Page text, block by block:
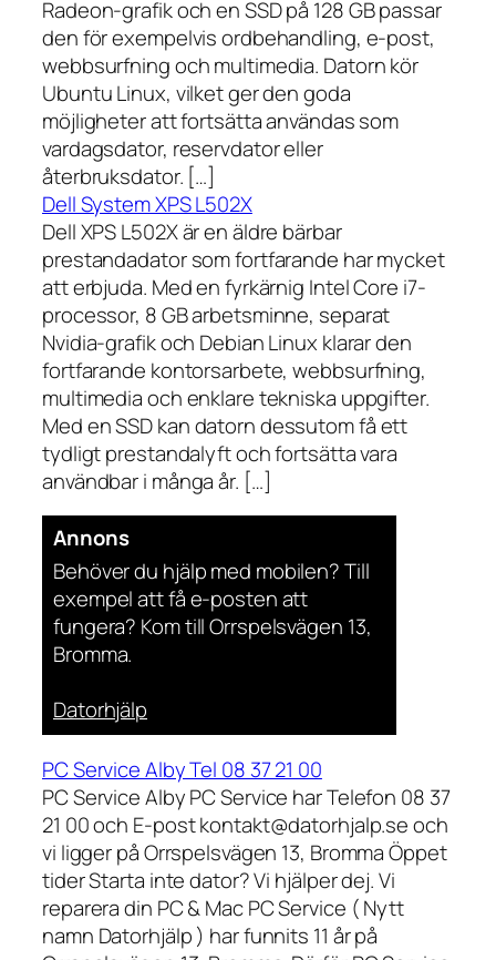
Radeon-grafik och en SSD på 128 GB passar
den för exempelvis ordbehandling, e-post,
webbsurfning och multimedia. Datorn kör
Ubuntu Linux, vilket ger den goda
möjligheter att fortsätta användas som
vardagsdator, reservdator eller
återbruksdator. […]
Dell System XPS L502X
Dell XPS L502X är en äldre bärbar
prestandadator som fortfarande har mycket
att erbjuda. Med en fyrkärnig Intel Core i7-
processor, 8 GB arbetsminne, separat
Nvidia-grafik och Debian Linux klarar den
fortfarande kontorsarbete, webbsurfning,
multimedia och enklare tekniska uppgifter.
Med en SSD kan datorn dessutom få ett
tydligt prestandalyft och fortsätta vara
användbar i många år. […]
Annons
Behöver du hjälp med mobilen? Till
exempel att få e-posten att
fungera? Kom till Orrspelsvägen 13,
Bromma.
Datorhjälp
PC Service Alby Tel 08 37 21 00
PC Service Alby PC Service har Telefon 08 37
21 00 och E-post kontakt@datorhjalp.se och
vi ligger på Orrspelsvägen 13, Bromma Öppet
tider Starta inte dator? Vi hjälper dej. Vi
reparera din PC & Mac PC Service ( Nytt
namn Datorhjälp ) har funnits 11 år på